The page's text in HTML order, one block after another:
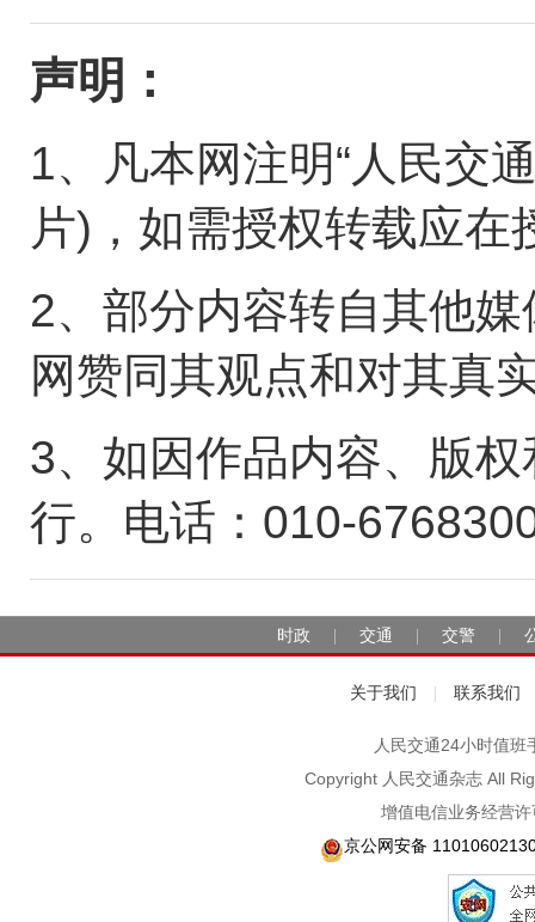
声明：
1、凡本网注明“人民交
片)，如需授权转载应
2、部分内容转自其他
网赞同其观点和对其真
3、如因作品内容、版
行。电话：010-
时政 交通 交警
关于我们 联系我们
人民交通24小时值
Copyright 人民交通杂志 All
增值电信业务经营
京公网安备